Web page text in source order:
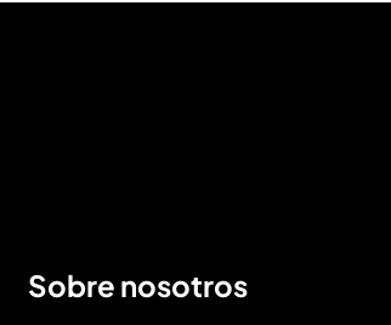
Sobre nosotros